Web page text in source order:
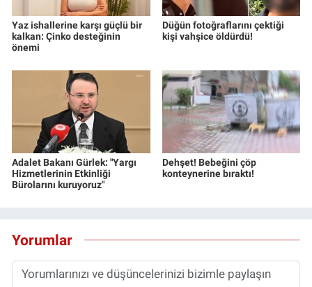
Yaz ishallerine karşı güçlü bir
kalkan: Çinko desteğinin
önemi
Düğün fotoğraflarını çektiği
kişi vahşice öldürdü!
Adalet Bakanı Gürlek: "Yargı
Hizmetlerinin Etkinliği
Bürolarını kuruyoruz"
Dehşet! Bebeğini çöp
konteynerine bıraktı!
Yorumlar